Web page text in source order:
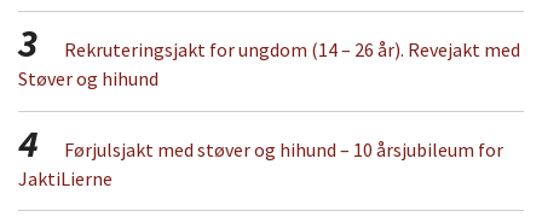
3
Rekruteringsjakt for ungdom (14 – 26 år). Revejakt med
Støver og hihund
4
Førjulsjakt med støver og hihund – 10 årsjubileum for
JaktiLierne